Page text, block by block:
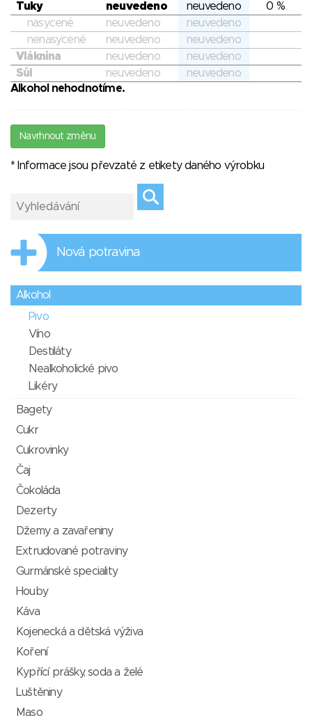
Tuky
neuvedeno neuvedeno
0 %
nasycené
neuvedeno
neuvedeno
nenasycené
neuvedeno
neuvedeno
Vláknina
neuvedeno
neuvedeno
Sůl
neuvedeno
neuvedeno
Alkohol nehodnotíme.
Navrhnout změnu
* Informace jsou převzaté z etikety daného výrobku
Nová potravina
Alkohol
Pivo
Víno
Destiláty
Nealkoholické pivo
Likéry
Bagety
Cukr
Cukrovinky
Čaj
Čokoláda
Dezerty
Džemy a zavařeniny
Extrudované potraviny
Gurmánské speciality
Houby
Káva
Kojenecká a dětská výživa
Koření
Kypřící prášky, soda a želé
Luštěniny
Maso